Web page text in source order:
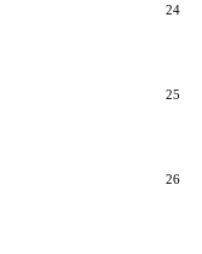
24
25
26